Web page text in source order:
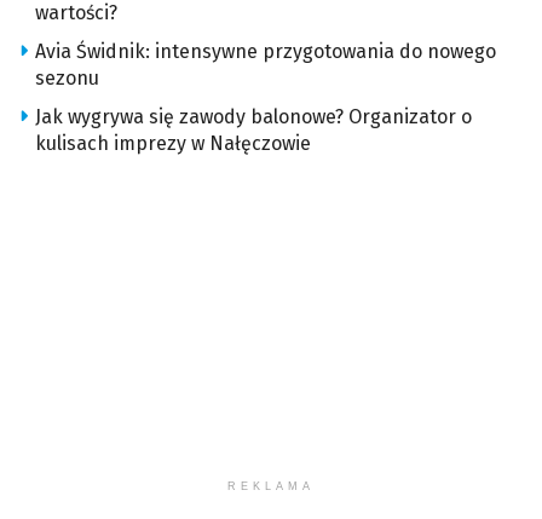
wartości?
Avia Świdnik: intensywne przygotowania do nowego
sezonu
Jak wygrywa się zawody balonowe? Organizator o
kulisach imprezy w Nałęczowie
REKLAMA